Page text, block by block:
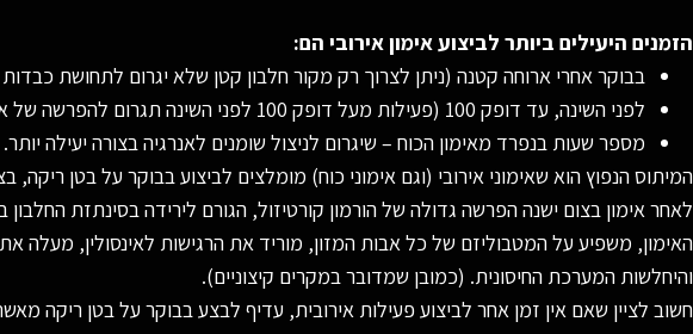
הזמנים היעילים ביותר לביצוע אימון אירובי הם:
בבוקר אחרי ארוחה קטנה (ניתן לצרוך רק מקור חלבון קטן שלא יגרום לתחושת כבדות
לפני השינה, עד דופק 100 (פעילות מעל דופק 100 לפני השינה תגרום להפרשה של אדרנלין שיקשה על השינה).
מספר שעות בנפרד מאימון הכוח – שיגרום לניצול שומנים לאנרגיה בצורה יעילה יותר.
המיתוס הנפוץ הוא שאימוני אירובי (וגם אימוני כוח) מומלצים לביצוע בבוקר על בטן ריקה,
לאחר אימון בצום ישנה הפרשה גדולה של הורמון קורטיזול, הגורם לירידה בסינתזת
האימון, משפיע על המטבוליזם של כל אבות המזון, מוריד את הרגישות לאינסולין, מעלה
והיחלשות המערכת החיסונית. (כמובן שמדובר במקרים קיצוניים).
חשוב לציין שאם אין זמן אחר לביצוע פעילות אירובית, עדיף לבצע בבוקר על בטן ריקה